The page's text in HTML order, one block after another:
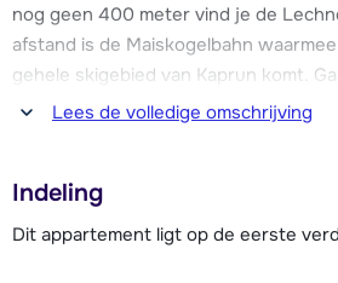
nog geen 400 meter vind je de
afstand is de Maiskogelbahn
gehele skigebied van Kaprun komt.
naar een ander gebied? De gratis
afstand van het appartement en
skigebied van Zell am See. Hier
naar het skigebied van
Saalbach/Hinterglemm/Leogang/
Lees de volledige omschrijving
Indeling
Dit appartement ligt op de eerste